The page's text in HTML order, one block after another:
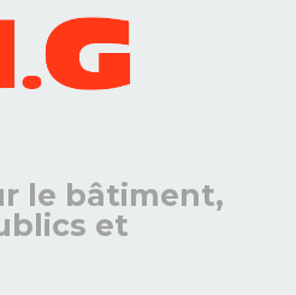
le bâtiment,
et